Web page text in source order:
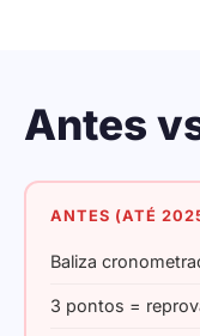
Antes
ANTES (ATÉ
Baliza
3 pontos =